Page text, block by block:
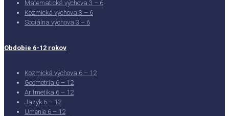
Matematická výchova 3 – 6
Kozmická výchova 3 – 6
Sociálna výchova 3 – 6
Obdobie 6-12 rokov
Kozmická výchova 6 – 12
Geometria 6 – 12
Aritmetika 6 – 12
Jazyk 6 – 12
Umenie 6 – 12